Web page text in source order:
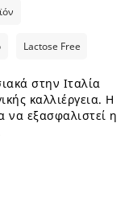
Lactose Free
στην Ιταλία
καλλιέργεια. Η
να εξασφαλιστεί η